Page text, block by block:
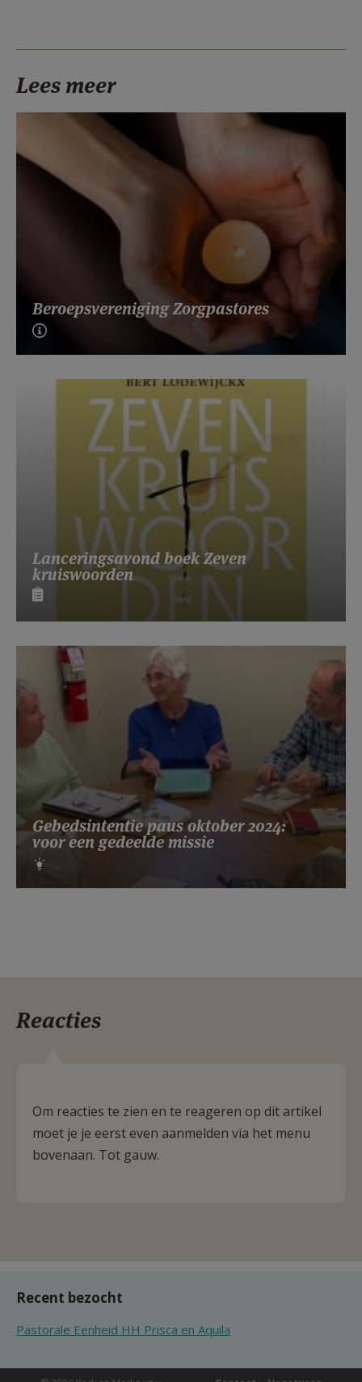
Lees meer
Beroepsvereniging Zorgpastores
Lanceringsavond boek Zeven
kruiswoorden
Gebedsintentie paus oktober 2024:
voor een gedeelde missie
Reacties
Om reacties te zien en te reageren op dit artikel
moet je je eerst even aanmelden via het menu
bovenaan. Tot gauw.
Recent bezocht
Pastorale Eenheid HH Prisca en Aquila